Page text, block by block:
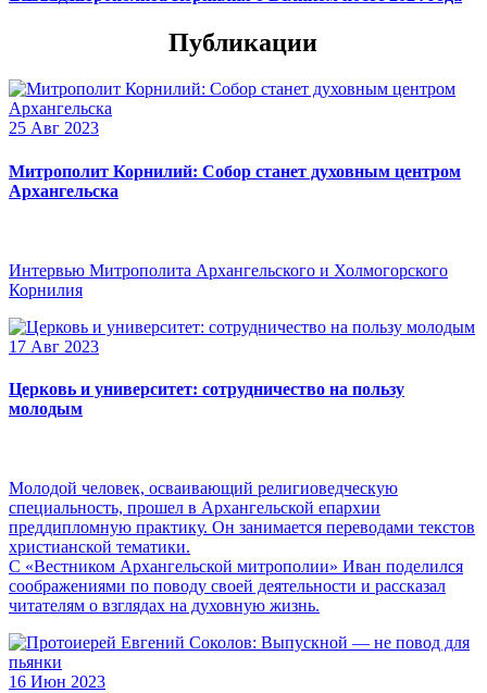
Публикации
25 Авг 2023
Митрополит Корнилий: Собор станет духовным центром
Архангельска
Интервью Митрополита Архангельского и Холмогорского
Корнилия
17 Авг 2023
Церковь и университет: сотрудничество на пользу
молодым
Молодой человек, осваивающий религиоведческую
специальность, прошел в Архангельской епархии
преддипломную практику. Он занимается переводами текстов
христианской тематики.
С «Вестником Архангельской митрополии» Иван поделился
соображениями по поводу своей деятельности и рассказал
читателям о взглядах на духовную жизнь.
16 Июн 2023